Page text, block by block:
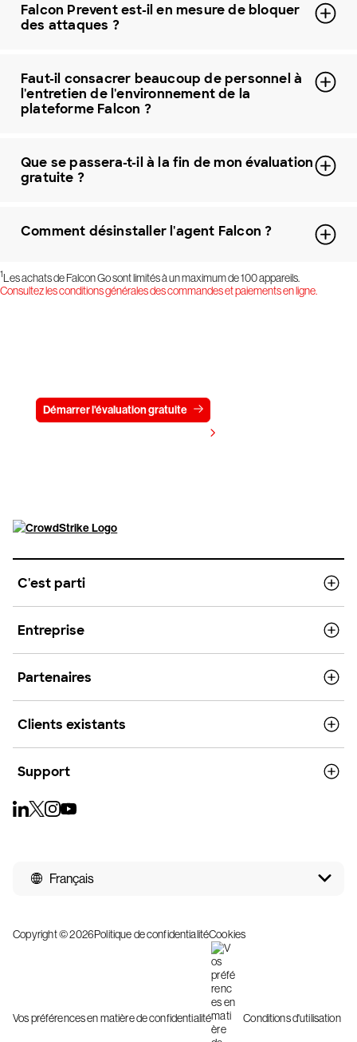
Falcon Prevent est-il en mesure de bloquer
des attaques ?
Faut-il consacrer beaucoup de personnel à
l'entretien de l'environnement de la
plateforme Falcon ?
Que se passera-t-il à la fin de mon évaluation
gratuite ?
Comment désinstaller l'agent Falcon ?
1Les achats de Falcon Go sont limités à un maximum de 100 appareils.
Consultez les conditions générales des commandes et paiements en ligne.
Démarrer l'évaluation gratuite
C'est parti
Entreprise
Partenaires
Clients existants
Support
Français
Copyright © 2026Politique de confidentialitéCookies
Vos préférences en matière de confidentialité Conditions d'utilisation